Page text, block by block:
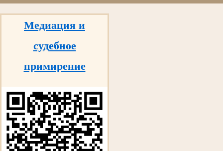
Медиация и
судебное
примирение